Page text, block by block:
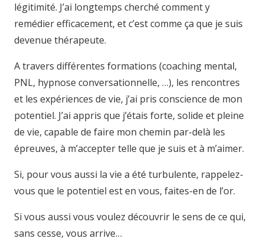
légitimité. J’ai longtemps cherché comment y
remédier efficacement, et c’est comme ça que je suis
devenue thérapeute.
A travers différentes formations (coaching mental,
PNL, hypnose conversationnelle, …), les rencontres
et les expériences de vie, j’ai pris conscience de mon
potentiel. J’ai appris que j’étais forte, solide et pleine
de vie, capable de faire mon chemin par-delà les
épreuves, à m’accepter telle que je suis et à m’aimer.
Si, pour vous aussi la vie a été turbulente, rappelez-
vous que le potentiel est en vous, faites-en de l’or.
Si vous aussi vous voulez découvrir le sens de ce qui,
sans cesse, vous arrive…